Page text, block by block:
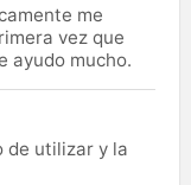
me
vez que
ayudo mucho.
de utilizar y la